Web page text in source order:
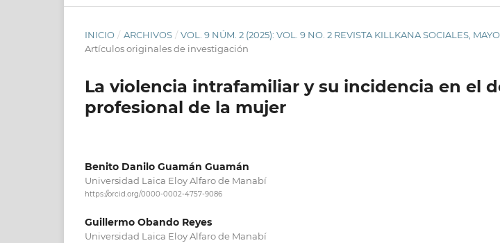
INICIO / ARCHIVOS / VOL. 9 NÚM. 2 (2025): VOL. 9 NO. 2 REVISTA KILLKANA SOCIALES,
Artículos originales de investigación
La violencia intrafamiliar y su incidencia en el
profesional de la mujer
Benito Danilo Guamán Guamán
Universidad Laica Eloy Alfaro de Manabí
https://orcid.org/0000-0002-4757-9086
Guillermo Obando Reyes
Universidad Laica Eloy Alfaro de Manabí